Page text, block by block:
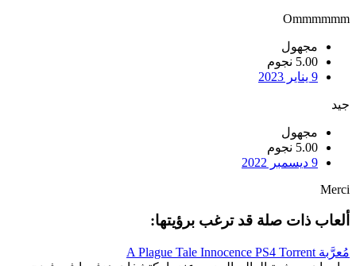
Ommmmmm
مجهول
5.00 نجوم
9 يناير 2023
جيد
مجهول
5.00 نجوم
9 ديسمبر 2022
Merci
ألعاب ذات صلة قد ترغب برؤيتها:
مُعرَّبة A Plague Tale Innocence PS4 Torrent